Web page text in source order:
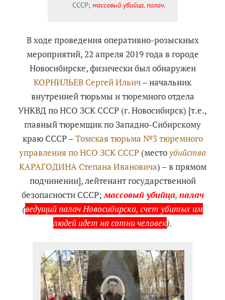
СССР; массовый убийца, палач.
В ходе проведения оперативно-розыскных
мероприятий, 22 апреля 2019 года в городе
Новосибирске, физически был обнаружен
КОРНИЛЬЕВ Сергей Ильич– начальник
внутренней тюрьмы и тюремного отдела
УНКВД по НСО ЗСК СССР (г. Новосибирск) [т.е.,
главный тюремщик по Западно-Сибирскому
краю СССР –Томская тюрьма №3 тюремного
управления по НСО ЗСК СССР (местоубийства
КАРАГОДИНА Степана Ивановича) – в прямом
подчинении], лейтенант государственной
безопасности СССР;массовый убийца, палач
(ведущий палач Новосибирска, счет убитых им
людей идет на сотни человек).